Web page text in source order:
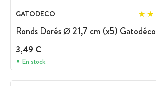
GATODECO
Ronds Dorés Ø 21,7 cm (x5) Gatodéco
3,49 €
En stock